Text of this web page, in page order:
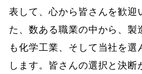
表して、心から皆さんを歓迎
た、数ある職業の中から、製
も化学工業、そして当社を選
します。皆さんの選択と決断